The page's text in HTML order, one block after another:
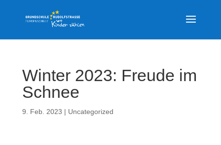
Winter 2023: Freude im
Schnee
9. Feb. 2023 | Uncategorized